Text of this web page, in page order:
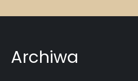
Archiwa